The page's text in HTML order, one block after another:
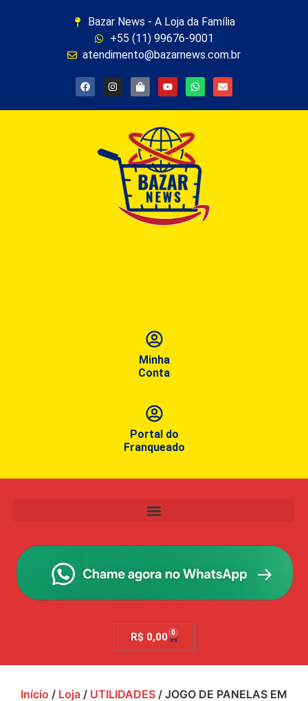
Bazar News - A Loja da Família
+55 (11) 99676-9001
atendimento@bazarnews.com.br
Minha
Conta
Portal do
Franqueado
R$ 0,00 0
Início / Loja / UTILIDADES / JOGO DE PANELAS EM